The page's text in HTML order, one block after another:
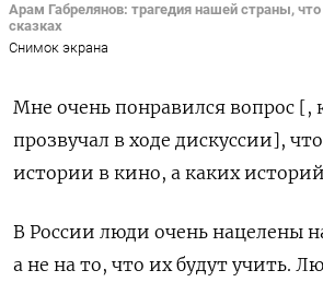
Арам Габрелянов: трагедия нашей страны,
сказках
Снимок экрана
Мне очень понравился вопрос [,
прозвучал в ходе дискуссии],
истории в кино, а каких историй
В России люди очень нацелены
а не на то, что их будут учить.